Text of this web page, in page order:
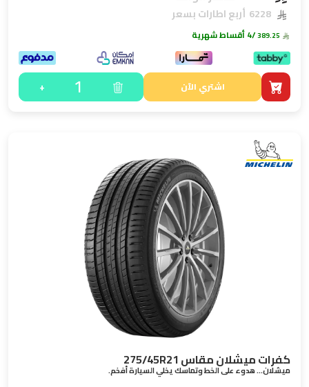
أربع اطارات بسعر
/4 أقساط شهرية
اشتري الآن 1
+
كفرات ميشلان مقاس 275/45R21
ميشلان… هدوء على الخط وتماسك يخلي السيارة أفخم.